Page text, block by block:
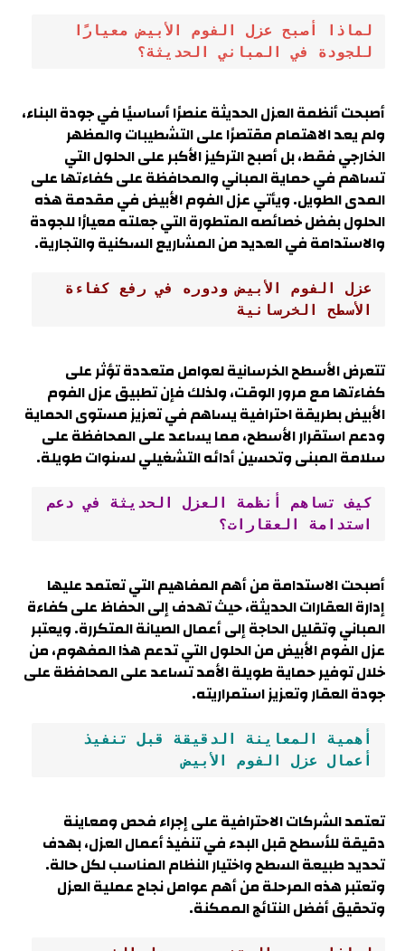
للجودة في المباني الحديثة؟
أصبحت أنظمة العزل الحديثة عنصرًا أساسيًا في جودة البناء،
ولم يعد الاهتمام مقتصرًا على التشطيبات والمظهر
الخارجي فقط، بل أصبح التركيز الأكبر على الحلول التي
تساهم في حماية المباني والمحافظة على كفاءتها على
المدى الطويل. ويأتي عزل الفوم الأبيض في مقدمة هذه
الحلول بفضل خصائصه المتطورة التي جعلته معيارًا للجودة
والاستدامة في العديد من المشاريع السكنية والتجارية.
الأسطح الخرسانية
تتعرض الأسطح الخرسانية لعوامل متعددة تؤثر على
كفاءتها مع مرور الوقت، ولذلك فإن تطبيق عزل الفوم
الأبيض بطريقة احترافية يساهم في تعزيز مستوى الحماية
ودعم استقرار الأسطح، مما يساعد على المحافظة على
سلامة المبنى وتحسين أدائه التشغيلي لسنوات طويلة.
استدامة العقارات؟
أصبحت الاستدامة من أهم المفاهيم التي تعتمد عليها
إدارة العقارات الحديثة، حيث تهدف إلى الحفاظ على كفاءة
المباني وتقليل الحاجة إلى أعمال الصيانة المتكررة. ويعتبر
عزل الفوم الأبيض من الحلول التي تدعم هذا المفهوم، من
خلال توفير حماية طويلة الأمد تساعد على المحافظة على
جودة العقار وتعزيز استمراريته.
أعمال عزل الفوم الأبيض
تعتمد الشركات الاحترافية على إجراء فحص ومعاينة
دقيقة للأسطح قبل البدء في تنفيذ أعمال العزل، بهدف
تحديد طبيعة السطح واختيار النظام المناسب لكل حالة.
وتعتبر هذه المرحلة من أهم عوامل نجاح عملية العزل
وتحقيق أفضل النتائج الممكنة.